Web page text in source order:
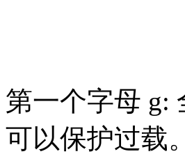
第一个字母 g:
可以保护过载。